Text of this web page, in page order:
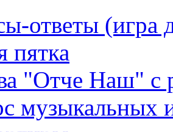
ответы (игра
пятка
"Отче Наш" с
музыкальных